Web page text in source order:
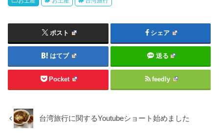
ポスト シェア
はてブ 送る
Pocket feedly
台湾旅行に関するYoutubeショート始めました